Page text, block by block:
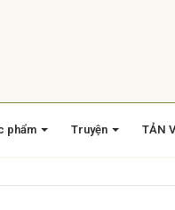
phẩm Truyện TẢN